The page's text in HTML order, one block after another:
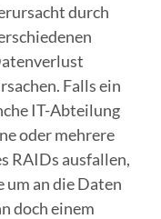
durch
Falls ein
IT-Abteilung
oder mehrere
RAIDs ausfallen,
um an die Daten
doch einem